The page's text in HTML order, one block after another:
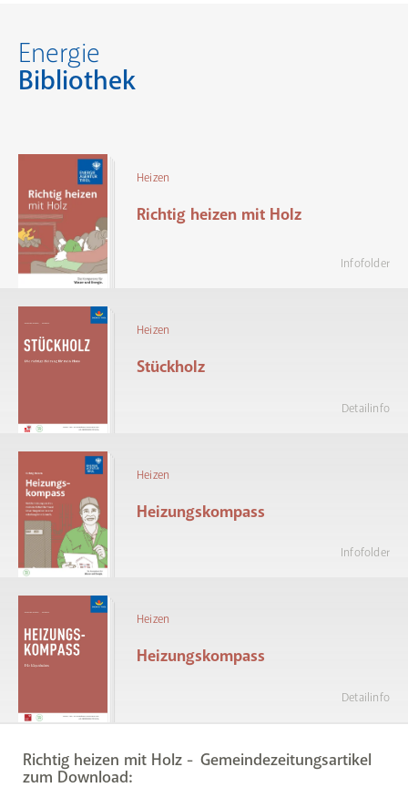
Energie
Bibliothek
Richtig heizen mit Holz
Heizen
Infofolder
Stückholz
Heizen
Detailinfo
Heizungskompass
Heizen
Infofolder
Heizungskompass
Heizen
Detailinfo
Richtig heizen mit Holz - Gemeindezeitungsartikel
zum Download: